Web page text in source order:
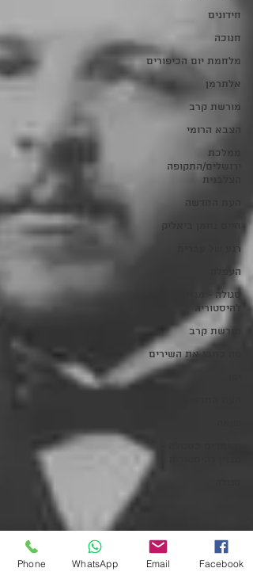
חידונים
חנוכה
מלחמת יום הכיפורים
אלתרמן
מורשת קרב
הצבא הרומי
ממלכת
ירושלים/התקופה
הצלבנית
העת החדשה
חיים נחמן ביאליק
רגע של עברית
העפלה
סגולה - מגזין
להיסטוריה
מורשת קרב
פה כתבו את השירים
Phone WhatsApp Email Facebook